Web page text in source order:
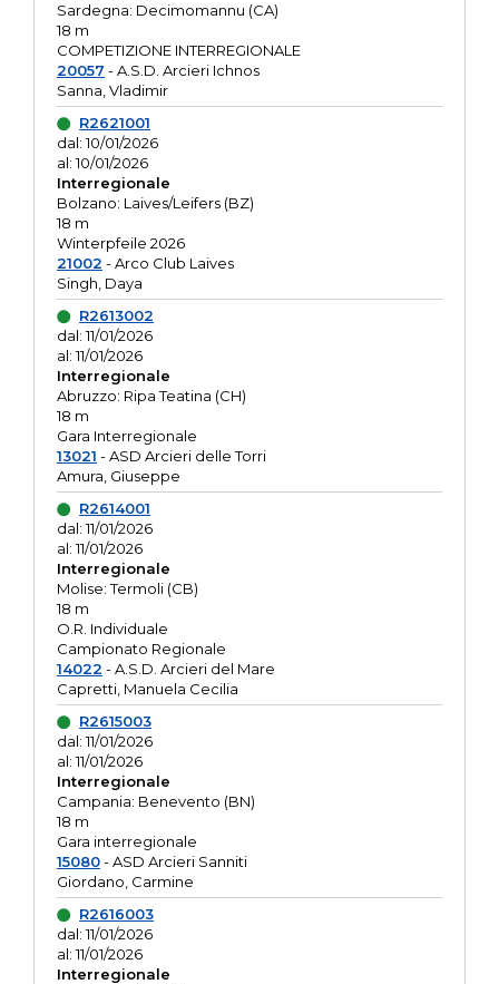
Sardegna: Decimomannu (CA)
18 m
COMPETIZIONE INTERREGIONALE
20057 - A.S.D. Arcieri Ichnos
Sanna, Vladimir
R2621001
dal: 10/01/2026
al: 10/01/2026
Interregionale
Bolzano: Laives/Leifers (BZ)
18 m
Winterpfeile 2026
21002 - Arco Club Laives
Singh, Daya
R2613002
dal: 11/01/2026
al: 11/01/2026
Interregionale
Abruzzo: Ripa Teatina (CH)
18 m
Gara Interregionale
13021 - ASD Arcieri delle Torri
Amura, Giuseppe
R2614001
dal: 11/01/2026
al: 11/01/2026
Interregionale
Molise: Termoli (CB)
18 m
O.R. Individuale
Campionato Regionale
14022 - A.S.D. Arcieri del Mare
Capretti, Manuela Cecilia
R2615003
dal: 11/01/2026
al: 11/01/2026
Interregionale
Campania: Benevento (BN)
18 m
Gara interregionale
15080- ASD Arcieri Sanniti
Giordano, Carmine
R2616003
dal: 11/01/2026
al: 11/01/2026
Interregionale